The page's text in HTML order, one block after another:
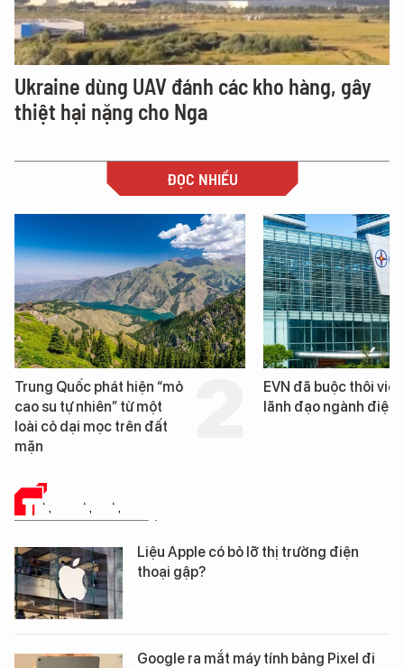
Ukraine dùng UAV đánh các kho hàng, gây
thiệt hại nặng cho Nga
ĐỌC NHIỀU
EVN đã buộc thôi việc 3
lãnh đạo ngành điện
Loạt dự án bất động
Đà Nẵng sắp bị kiểm
TIN CÔNG NGHỆ
Liệu Apple có bỏ lỡ thị trường điện
thoại gập?
Google ra mắt máy tính bảng Pixel đi